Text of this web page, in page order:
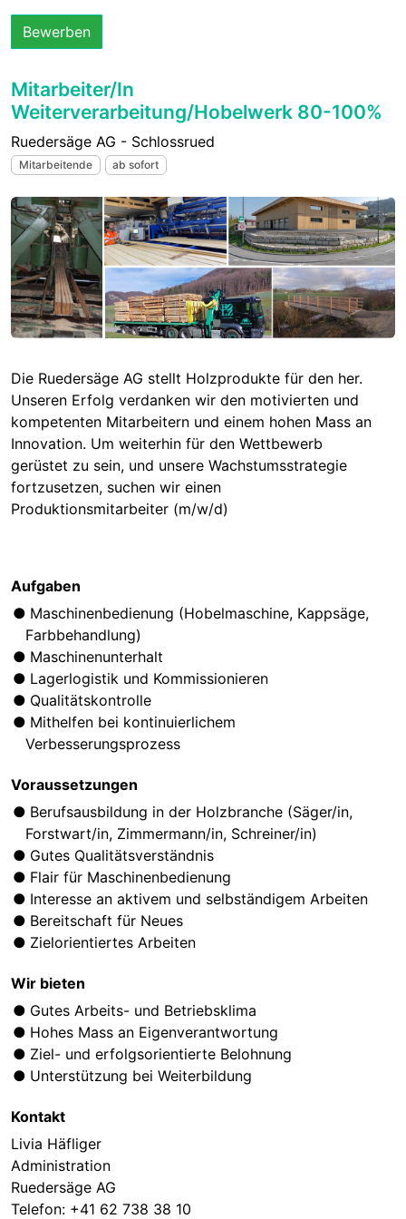
Bewerben
Mitarbeiter/In
Weiterverarbeitung/Hobelwerk 80-100%
Ruedersäge AG - Schlossrued
Mitarbeitende ab sofort
Die Ruedersäge AG stellt Holzprodukte für den her.
Unseren Erfolg verdanken wir den motivierten und
kompetenten Mitarbeitern und einem hohen Mass an
Innovation. Um weiterhin für den Wettbewerb
gerüstet zu sein, und unsere Wachstumsstrategie
fortzusetzen, suchen wir einen
Produktionsmitarbeiter (m/w/d)
Aufgaben
Maschinenbedienung (Hobelmaschine, Kappsäge,
Farbbehandlung)
Maschinenunterhalt
Lagerlogistik und Kommissionieren
Qualitätskontrolle
Mithelfen bei kontinuierlichem
Verbesserungsprozess
Voraussetzungen
Berufsausbildung in der Holzbranche (Säger/in,
Forstwart/in, Zimmermann/in, Schreiner/in)
Gutes Qualitätsverständnis
Flair für Maschinenbedienung
Interesse an aktivem und selbständigem Arbeiten
Bereitschaft für Neues
Zielorientiertes Arbeiten
Wir bieten
Gutes Arbeits- und Betriebsklima
Hohes Mass an Eigenverantwortung
Ziel- und erfolgsorientierte Belohnung
Unterstützung bei Weiterbildung
Kontakt
Livia Häfliger
Administration
Ruedersäge AG
Telefon: +41 62 738 38 10